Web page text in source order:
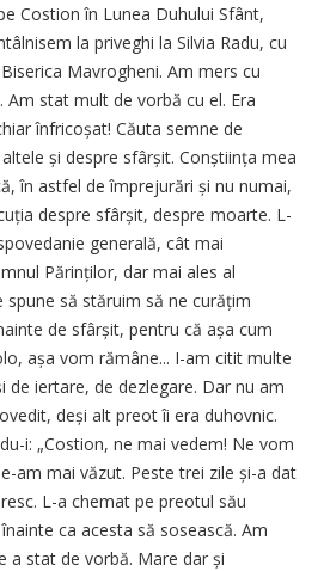
Cos­tion în Lunea Duhului Sfânt,
la priveghi la Silvia Radu, cu
Mavro­gheni. Am mers cu
stat mult de vorbă cu el. Era
înfricoșat! Căuta semne de
și despre sfârșit. Conștiința mea
în astfel de împrejurări și nu numai,
despre sfârșit, despre moarte. L-
generală, cât mai
Pă­rin­ților, dar mai ales al
spune să stăruim să ne curățim
de sfârșit, pentru că așa cum
așa vom rămâne... I-am citit multe
de iertare, de dezlegare. Dar nu am
deși alt preot îi era duhovnic.
i: „Costion, ne mai vedem! Ne vom
am mai văzut. Peste trei zile și-a dat
L-a chemat pe preotul său
ca acesta să sosească. Am
a stat de vorbă. Mare dar și